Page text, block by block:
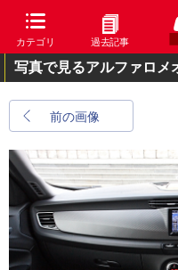
カテゴリ 過去記事
写真で見るアルファロメ
前の画像